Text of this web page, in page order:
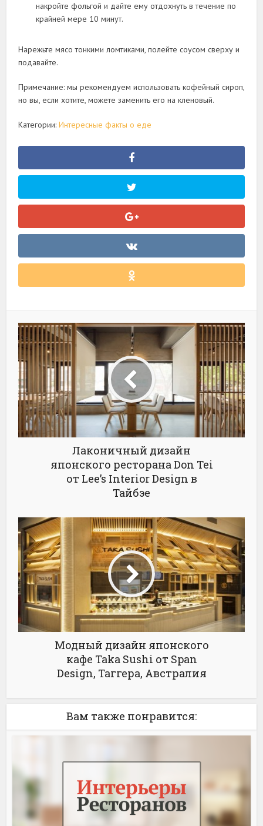
накройте фольгой и дайте ему отдохнуть в течение по
крайней мере 10 минут.
Нарежьте мясо тонкими ломтиками, полейте соусом сверху и
подавайте.
Примечание: мы рекомендуем использовать кофейный сироп,
но вы, если хотите, можете заменить его на кленовый.
Категории:Интересные факты о еде
Лаконичный дизайн
японского ресторана Don Tei
от Lee’s Interior Design в
Тайбэе
Модный дизайн японского
кафе Taka Sushi от Span
Design, Таггера, Австралия
Вам также понравится: